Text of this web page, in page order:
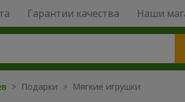
Гарантии качества Наши
> Подарки > Мягкие игрушки